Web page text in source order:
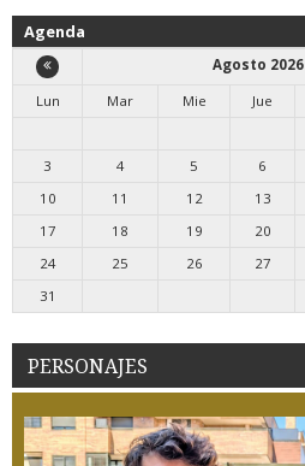
Agenda
Agosto 2026
Lun
Mar Mie Jue
3
4 5 6
10
11 12 13
17
18 19 20
24
25 26 27
31
PERSONAJES